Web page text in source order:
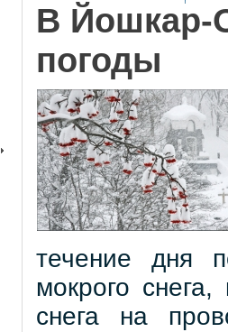
В Йошкар-
погоды
течение дня
мокрого
снега на